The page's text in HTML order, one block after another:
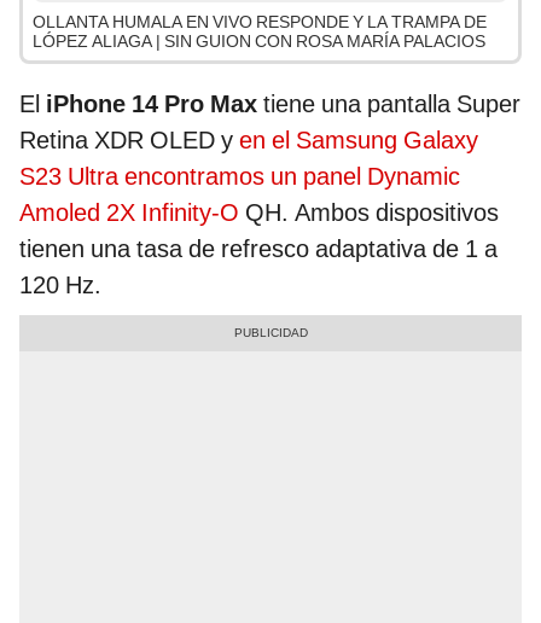
OLLANTA HUMALA EN VIVO RESPONDE Y LA TRAMPA DE
LÓPEZ ALIAGA | SIN GUION CON ROSA MARÍA PALACIOS
El iPhone 14 Pro Max tiene una pantalla Super
Retina XDR OLED y en el Samsung Galaxy
S23 Ultra encontramos un panel Dynamic
Amoled 2X Infinity-O QH. Ambos dispositivos
tienen una tasa de refresco adaptativa de 1 a
120 Hz.